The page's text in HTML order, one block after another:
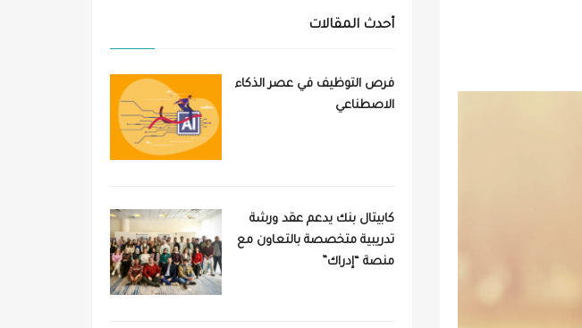
أحدث المقالات
فرص التوظيف في عصر الذكاء
الاصطناعي
كابيتال بنك يدعم عقد ورشة
تدريبية متخصصة بالتعاون مع
منصة “إدراك”